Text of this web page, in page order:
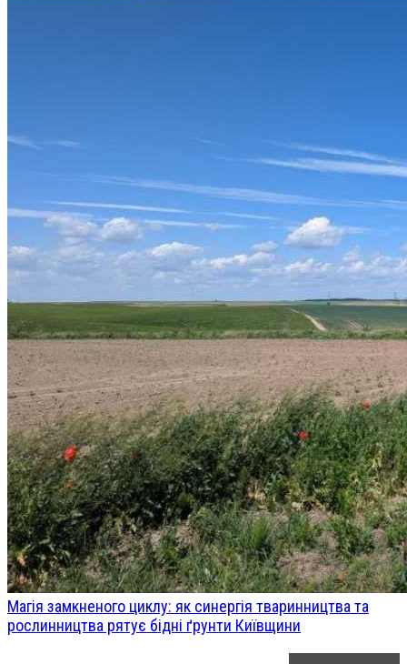
Магія замкненого циклу: як синергія тваринництва та
рослинництва рятує бідні ґрунти Київщини